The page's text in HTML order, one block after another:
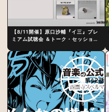
【8/11開催】原口沙輔『イ三』プレ
ミアム試聴会 ＆トーク・セッション
制作秘話